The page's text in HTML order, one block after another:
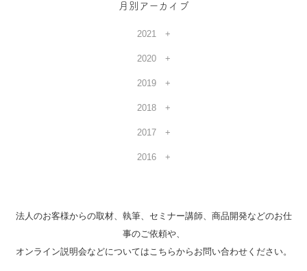
月別アーカイブ
2021
2020
2019
2018
2017
2016
法人のお客様からの取材、執筆、セミナー講師、商品開発などのお仕
事のご依頼や、
オンライン説明会などについてはこちらからお問い合わせください。